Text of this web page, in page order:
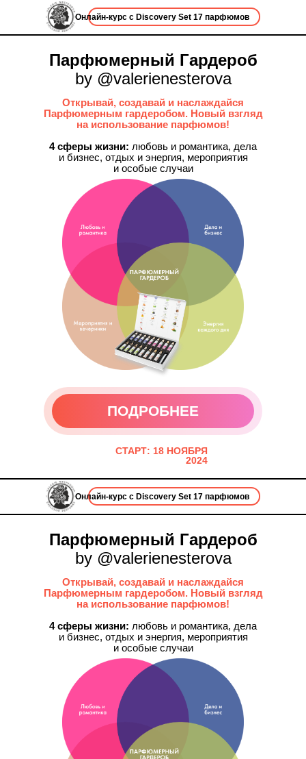
Онлайн-курс с Discovery Set 17 парфюмов
Парфюмерный Гардероб
by @valerienesterova
ПОДРОБНЕЕ
Открывай, создавай и наслаждайся
Парфюмерным гардеробом. Новый взгляд
на использование парфюмов!
4 сферы жизни: любовь и романтика, дела
и бизнес, отдых и энергия, мероприятия
и особые случаи
ПОДРОБНЕЕ
СТАРТ: 18 НОЯБРЯ
2024
Онлайн-курс с Discovery Set 17 парфюмов
Парфюмерный Гардероб
by @valerienesterova
Открывай, создавай и наслаждайся
Парфюмерным гардеробом. Новый взгляд
на использование парфюмов!
4 сферы жизни: любовь и романтика, дела
и бизнес, отдых и энергия, мероприятия
и особые случаи